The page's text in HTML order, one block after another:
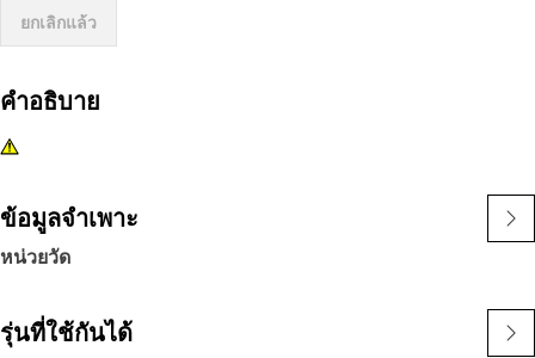
ยกเลิกแล้ว
คำอธิบาย
ข้อมูลจำเพาะ
หน่วยวัด
รุ่นที่ใช้กันได้